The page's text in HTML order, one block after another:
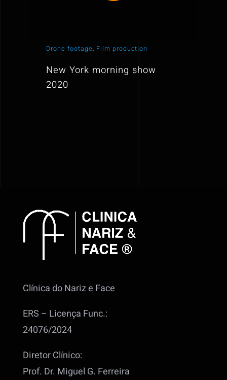
Drone footage, Film production
New York morning show
2020
Clínica do Nariz e Face
ERS – Licença Func.:
24076/2024
Diretor Clínico:
Prof. Dr. Miguel G. Ferreira